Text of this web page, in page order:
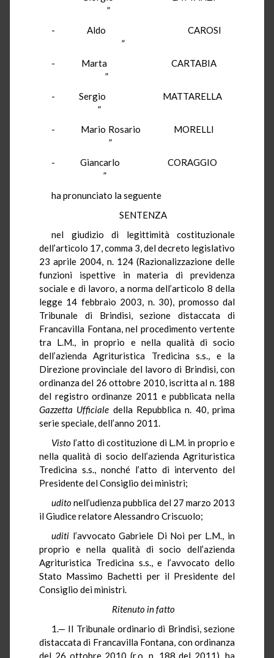
”
- Aldo CAROSI
”
- Marta CARTABIA
”
- Sergio MATTARELLA
”
- Mario Rosario MORELLI
”
- Giancarlo CORAGGIO
”
ha pronunciato la seguente
SENTENZA
nel giudizio di legittimità costituzionale
dell’articolo 17, comma 3, del decreto legislativo
23 aprile 2004, n. 124 (Razionalizzazione delle
funzioni ispettive in materia di previdenza
sociale e di lavoro, a norma dell’articolo 8 della
legge 14 febbraio 2003, n. 30), promosso dal
Tribunale di Brindisi, sezione distaccata di
Francavilla Fontana, nel procedimento vertente
tra L.M., in proprio e nella qualità di socio
dell’azienda Agrituristica Tredicina s.s., e la
Direzione provinciale del lavoro di Brindisi, con
ordinanza del 26 ottobre 2010, iscritta al n. 188
del registro ordinanze 2011 e pubblicata nella
Gazzetta Ufficiale della Repubblica n. 40, prima
serie speciale, dell’anno 2011.
Visto l’atto di costituzione di L.M. in proprio e
nella qualità di socio dell’azienda Agrituristica
Tredicina s.s., nonché l’atto di intervento del
Presidente del Consiglio dei ministri;
uditonell’udienza pubblica del 27 marzo 2013
il Giudice relatore Alessandro Criscuolo;
uditi l’avvocato Gabriele Di Noi per L.M., in
proprio e nella qualità di socio dell’azienda
Agrituristica Tredicina s.s., e l’avvocato dello
Stato Massimo Bachetti per il Presidente del
Consiglio dei ministri.
Ritenuto in fatto
1.— Il Tribunale ordinario di Brindisi, sezione
distaccata di Francavilla Fontana, con ordinanza
del 26 ottobre 2010 (r.o. n. 188 del 2011), ha